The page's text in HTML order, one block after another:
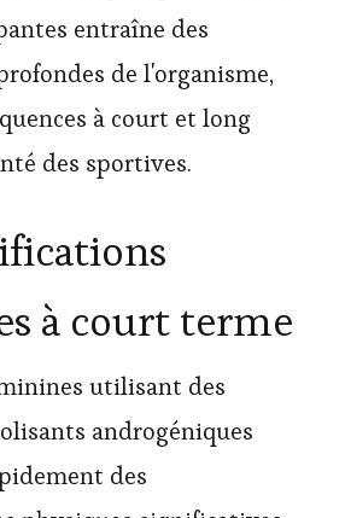
entraîne des
de l'organisme,
à court et long
des sportives.
à court terme
utilisant des
androgéniques
des